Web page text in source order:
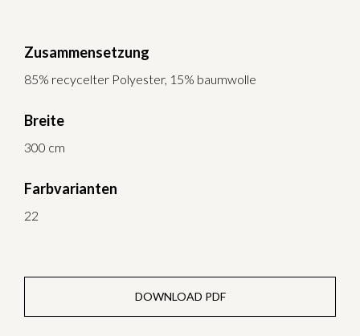
Zusammensetzung
85% recycelter Polyester, 15% baumwolle
Breite
300 cm
Farbvarianten
22
DOWNLOAD PDF